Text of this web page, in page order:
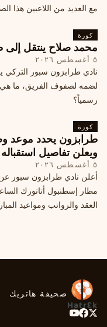
مع العديد من اللاعبين
كورة
محمد صلاح ينتقل إلى
٥ أغسطس ٢٠٢٦
نادي طرابزون سبور التركي
لضمه لصفوف الفريق، ما هي
رسمياً؟
كورة
طرابزون يحدد موعد
ويعلن تفاصيل
٥ أغسطس ٢٠٢٦
أعلن نادي طرابزون سبور
مطار إسطنبول أتاتورك
العقد والرواتب ومواعيد
صحيفة هاتريك